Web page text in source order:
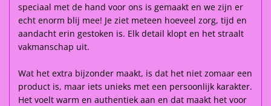
speciaal met de hand voor ons is gemaakt en we zijn er
echt enorm blij mee! Je ziet meteen hoeveel zorg, tijd en
aandacht erin gestoken is. Elk detail klopt en het straalt
vakmanschap uit.
Wat het extra bijzonder maakt, is dat het niet zomaar een
product is, maar iets unieks met een persoonlijk karakter.
Het voelt warm en authentiek aan en dat maakt het voor